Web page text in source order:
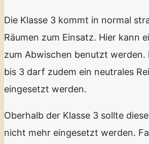
Die Klasse 3 kommt in normal
Räumen zum Einsatz. Hier kann
zum Abwischen benutzt werden.
bis 3 darf zudem ein neutrales
eingesetzt werden.
Oberhalb der Klasse 3 sollte
nicht mehr eingesetzt werden.